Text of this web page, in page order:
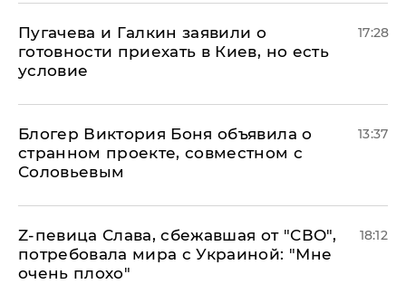
Пугачева и Галкин заявили о
готовности приехать в Киев, но есть
условие
17:28
Блогер Виктория Боня объявила о
странном проекте, совместном с
Соловьевым
13:37
Z-певица Слава, сбежавшая от "СВО",
потребовала мира с Украиной: "Мне
очень плохо"
18:12